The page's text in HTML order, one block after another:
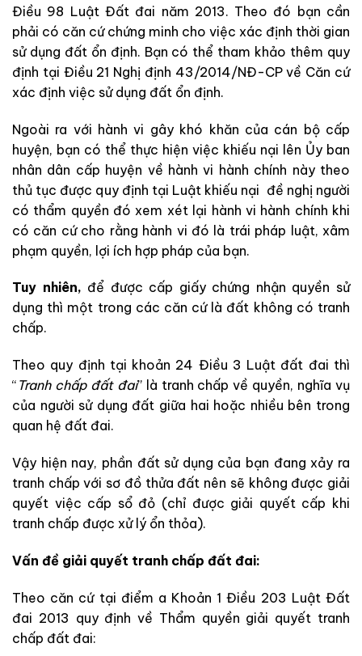
Điều 98 Luật Đất đai năm 2013. Theo đó bạn cần
phải có căn cứ chứng minh cho việc xác định thời gian
sử dụng đất ổn định. Bạn có thể tham khảo thêm quy
định tại Điều 21 Nghị định 43/2014/NĐ-CP về Căn cứ
xác định việc sử dụng đất ổn định.
Ngoài ra với hành vi gây khó khăn của cán bộ cấp
huyện, bạn có thể thực hiện việc khiếu nại lên Ủy ban
nhân dân cấp huyện về hành vi hành chính này theo
thủ tục được quy định tại Luật khiếu nại đề nghị người
có thẩm quyền đó xem xét lại hành vi hành chính khi
có căn cứ cho rằng hành vi đó là trái pháp luật, xâm
phạm quyền, lợi ích hợp pháp của bạn.
Tuy nhiên, để được cấp giấy chứng nhận quyền sử
dụng thì một trong các căn cứ là đất không có tranh
chấp.
Theo quy định tại khoản 24 Điều 3 Luật đất đai thì
“ Tranh chấp đất đai” là tranh chấp về quyền, nghĩa vụ
của người sử dụng đất giữa hai hoặc nhiều bên trong
quan hệ đất đai.
Vậy hiện nay, phần đất sử dụng của bạn đang xảy ra
tranh chấp với sơ đồ thửa đất nên sẽ không được giải
quyết việc cấp sổ đỏ (chỉ được giải quyết cấp khi
tranh chấp được xử lý ổn thỏa).
Vấn đề giải quyết tranh chấp đất đai:
Theo căn cứ tại điểm a Khoản 1 Điều 203 Luật Đất
đai 2013 quy định về Thẩm quyền giải quyết tranh
chấp đất đai: